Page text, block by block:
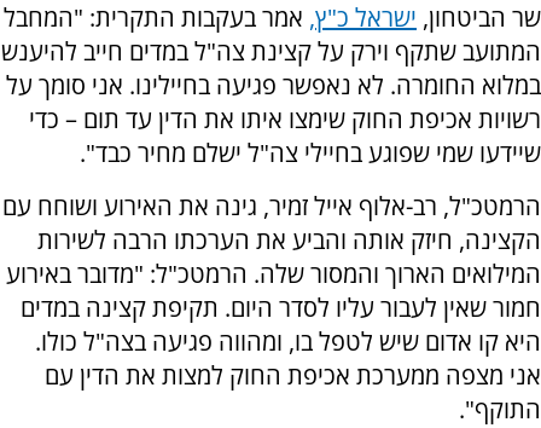
שר הביטחון, ישראל כ"ץ, אמר בעקבות התקרית: "המחבל
המתועב שתקף וירק על קצינת צה"ל במדים חייב להיענש
במלוא החומרה. לא נאפשר פגיעה בחיילינו. אני סומך על
רשויות אכיפת החוק שימצו איתו את הדין עד תום – כדי
שיידעו שמי שפוגע בחיילי צה"ל ישלם מחיר כבד".
הרמטכ"ל, רב-אלוף אייל זמיר, גינה את האירוע ושוחח עם
הקצינה, חיזק אותה והביע את הערכתו הרבה לשירות
המילואים הארוך והמסור שלה. הרמטכ"ל: "מדובר באירוע
חמור שאין לעבור עליו לסדר היום. תקיפת קצינה במדים
היא קו אדום שיש לטפל בו, ומהווה פגיעה בצה"ל כולו.
אני מצפה ממערכת אכיפת החוק למצות את הדין עם
התוקף".